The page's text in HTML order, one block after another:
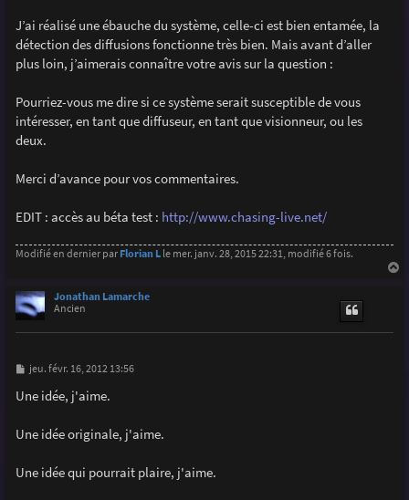
J’ai réalisé une ébauche du système, celle-ci est bien entamée, la
détection des diffusions fonctionne très bien. Mais avant d’aller
plus loin, j’aimerais connaître votre avis sur la question :
Pourriez-vous me dire si ce système serait susceptible de vous
intéresser, en tant que diffuseur, en tant que visionneur, ou les
deux.
Merci d’avance pour vos commentaires.
EDIT : accès au béta test : http://www.chasing-live.net/
Modifié en dernier par Florian Lle mer. janv. 28, 2015 22:31, modifié 6 fois.
Jonathan Lamarche
Ancien
M
s
s
e
jeu. févr. 16, 2012 13:56
Une idée, j'aime.
Une idée originale, j'aime.
Une idée qui pourrait plaire, j'aime.